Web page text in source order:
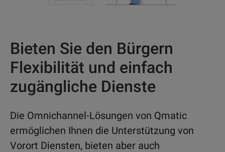
Bieten Sie den Bürgern
Flexibilität und einfach
zugängliche Dienste
Die Omnichannel-Lösungen von Qmatic
ermöglichen Ihnen die Unterstützung von
Vorort Diensten, bieten aber auch